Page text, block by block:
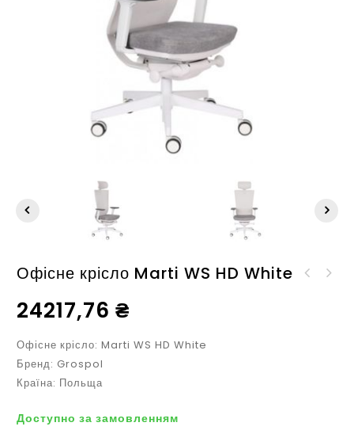
Офісне крісло Marti WS HD White
24217,76 ₴
Офісне крісло: Marti WS HD White
Бренд: Grospol
Країна: Польща
Доступно за замовленням